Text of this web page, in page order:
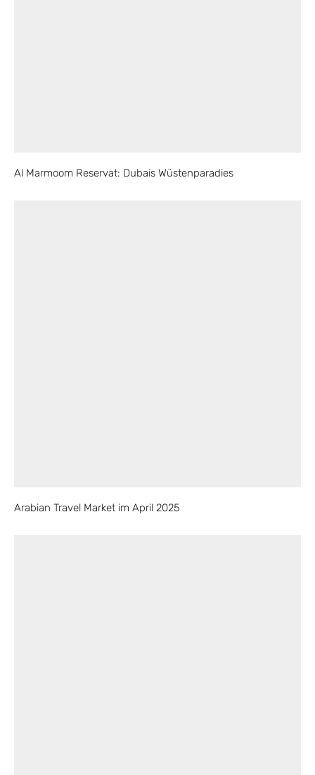
Al Marmoom Reservat: Dubais Wüstenparadies
Arabian Travel Market im April 2025